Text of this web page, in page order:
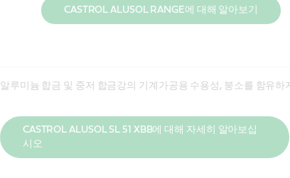
CASTROL ALUSOL RANGE에 대해 알아보기
알루미늄 합금 및 중저 합금강의 기계가공용 수용성, 붕소를 함유
CASTROL ALUSOL SL 51 XBB에 대해 자세히 알아보십
시오